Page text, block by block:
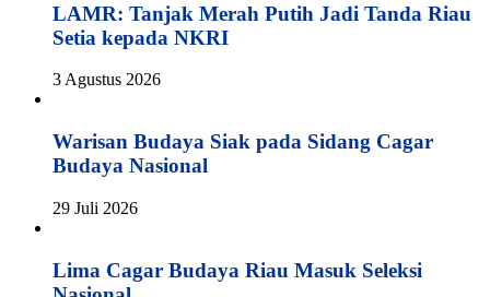
LAMR: Tanjak Merah Putih Jadi Tanda Riau
Setia kepada NKRI
3 Agustus 2026
Warisan Budaya Siak pada Sidang Cagar
Budaya Nasional
29 Juli 2026
Lima Cagar Budaya Riau Masuk Seleksi